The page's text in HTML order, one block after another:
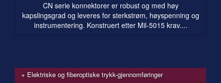
CN serie konnektorer er robust og med høy
kapslingsgrad og leveres for sterkstrøm, høyspenning og
instrumentering. Konstruert etter Mil-5015 krav....
Elektriske og fiberoptiske trykk-gjennomføringer